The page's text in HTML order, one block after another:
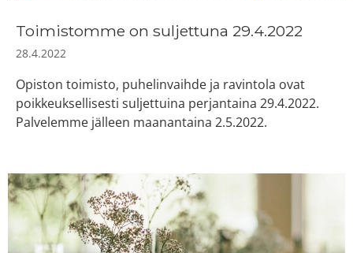
Toimistomme on suljettuna 29.4.2022
28.4.2022
Opiston toimisto, puhelinvaihde ja ravintola ovat
poikkeuksellisesti suljettuina perjantaina 29.4.2022.
Palvelemme jälleen maanantaina 2.5.2022.